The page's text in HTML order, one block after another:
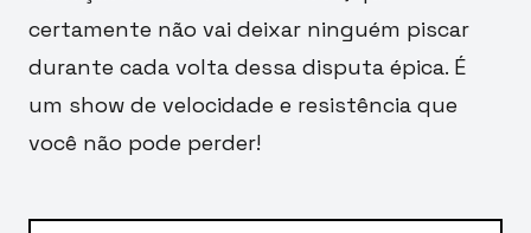
certamente não vai deixar ninguém piscar
durante cada volta dessa disputa épica. É
um show de velocidade e resistência que
você não pode perder!